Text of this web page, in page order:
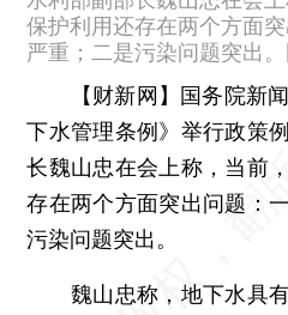
保护利用还存在两个方面
严重；二是污染问题突出
【财新网】 国务院新
下水管理条例》举行政策
长魏山忠在会上称，当前
存在两个方面突出问题：
污染问题突出。
魏山忠称，地下水具有